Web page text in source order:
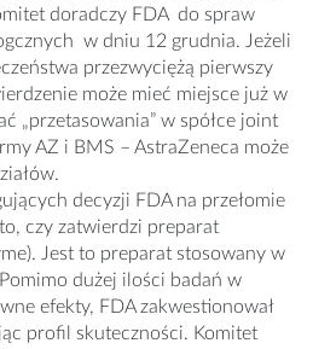
doradczy FDA do spraw
w dniu 12 grudnia. Jeżeli
przezwyciężą pierwszy
może mieć miejsce już w
„przetasowania” w spółce joint
AZ i BMS – AstraZeneca może
decyzji FDA na przełomie
czy zatwierdzi preparat
Jest to preparat stosowany w
dużej ilości badań w
efekty, FDA zakwestionował
profil skuteczności. Komitet